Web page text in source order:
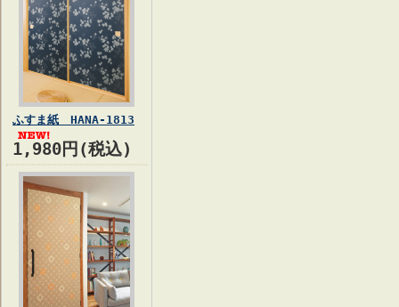
ふすま紙 HANA-1813
1,980円(税込)